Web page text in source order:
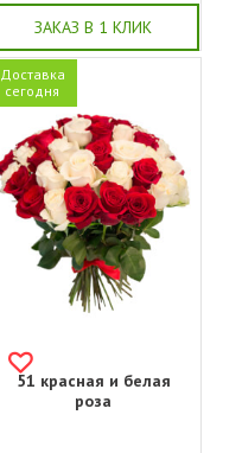
ЗАКАЗ В 1 КЛИК
Доставка
сегодня
51 красная и белая
роза